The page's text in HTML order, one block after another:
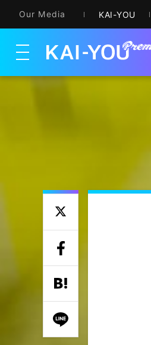
Our Media KAI-YOU
メニューを開く